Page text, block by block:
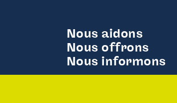
Nous aidons
Nous offrons
Nous informons